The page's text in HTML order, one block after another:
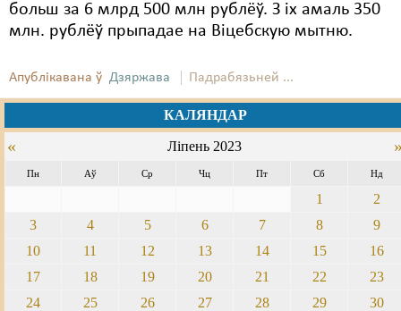
больш за 6 млрд 500 млн рублёў. З іх амаль 350
млн. рублёў прыпадае на Віцебскую мытню.
Апублікавана ў Дзяржава Падрабязьней ...
КАЛЯНДАР
« Ліпень 2023
Пн Аў Ср Чц Пт Сб Нд
1
2
3
4 5 6 7 8
9
10
11 12 13 14 15
16
17
18 19 20 21 22
23
24
25 26 27 28 29
30